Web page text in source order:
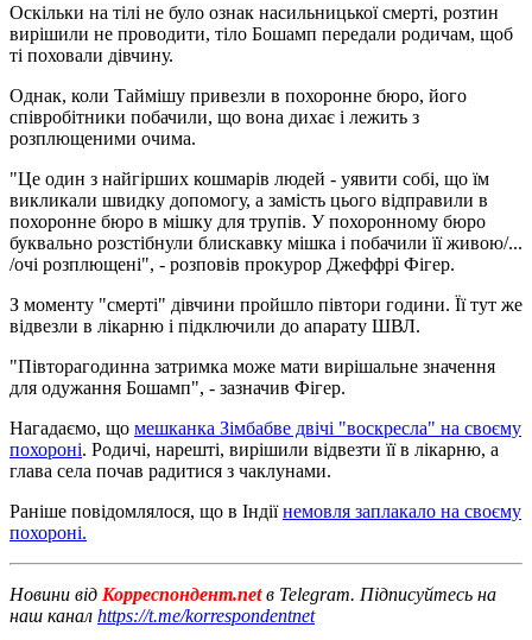
Оскільки на тілі не було ознак насильницької смерті, розтин
вирішили не проводити, тіло Бошамп передали родичам, щоб
ті поховали дівчину.
Однак, коли Таймішу привезли в похоронне бюро, його
співробітники побачили, що вона дихає і лежить з
розплющеними очима.
"Це один з найгірших кошмарів людей - уявити собі, що їм
викликали швидку допомогу, а замість цього відправили в
похоронне бюро в мішку для трупів. У похоронному бюро
буквально розстібнули блискавку мішка і побачили її живою/...
/очі розплющені", - розповів прокурор Джеффрі Фігер.
З моменту "смерті" дівчини пройшло півтори години. Її тут же
відвезли в лікарню і підключили до апарату ШВЛ.
"Півторагодинна затримка може мати вирішальне значення
для одужання Бошамп", - зазначив Фігер.
Нагадаємо, що мешканка Зімбабве двічі "воскресла" на своєму
похороні. Родичі, нарешті, вирішили відвезти її в лікарню, а
глава села почав радитися з чаклунами.
Раніше повідомлялося, що в Індіїнемовля заплакало на своєму
похороні.
Новини від Корреспондент.netв Telegram. Підписуйтесь на
наш канал https://t.me/korrespondentnet